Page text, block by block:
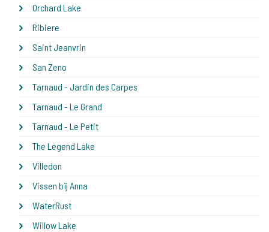
Orchard Lake
Ribiere
Saint Jeanvrin
San Zeno
Tarnaud - Jardin des Carpes
Tarnaud - Le Grand
Tarnaud - Le Petit
The Legend Lake
Villedon
Vissen bij Anna
WaterRust
Willow Lake